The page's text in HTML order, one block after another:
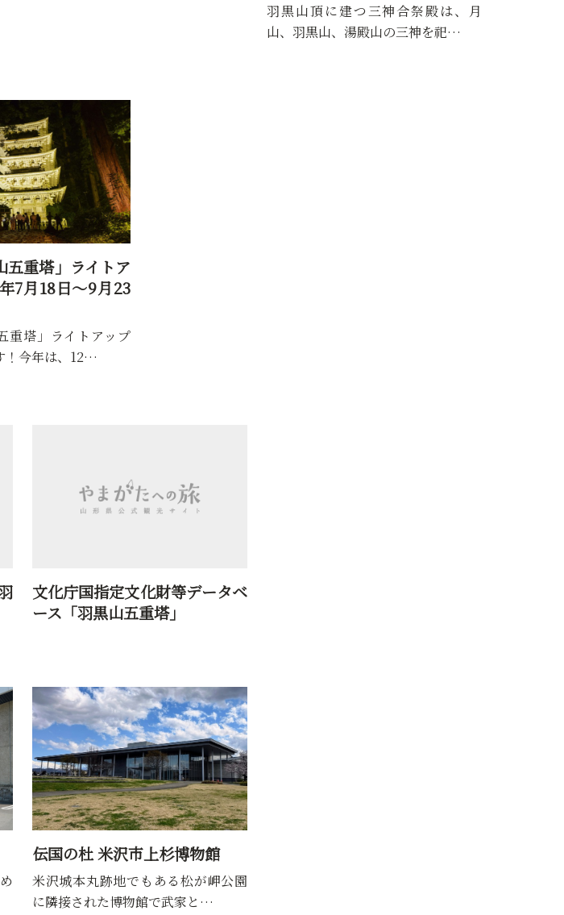
羽黒山頂に建つ三神合祭殿は、月
山、羽黒山、湯殿山の三神を祀…
五重塔」ライトア
7月18日～9月23
重塔」ライトアップ
！今年は、12…
文化庁国指定文化財等データベ
ース「羽黒山五重塔」
伝国の杜 米沢市上杉博物館
米沢城本丸跡地でもある松が岬公園
に隣接された博物館で武家と…